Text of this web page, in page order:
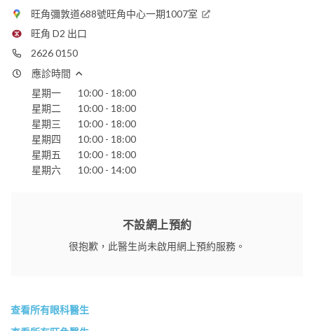
電話：
2626 0150
2761 3588
電郵：
eyedrchan@gmail.com
養和醫院
香港浸信會醫院
聖保祿醫院
聖德肋撒醫院
仁安醫院
旺角彌敦道688號旺角中心一期1007室
旺角 D2 出口
2626 0150
應診時間
星期一
10:00 - 18:00
星期二
10:00 - 18:00
星期三
10:00 - 18:00
星期四
10:00 - 18:00
星期五
10:00 - 18:00
星期六
10:00 - 14:00
不設網上預約
很抱歉，此醫生尚未啟用網上預約服務。
查看所有眼科醫生